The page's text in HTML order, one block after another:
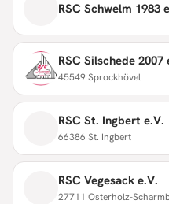
RSC Schwelm 1983
RSC Silschede 2007
45549 Sprockhövel
RSC St. Ingbert e.V.
66386 St. Ingbert
RSC Vegesack e.V.
27711 Osterholz-